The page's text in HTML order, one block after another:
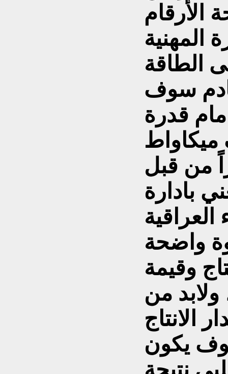
الأرقام
المهنية
الطاقة
سوف
امام قدرة
١٧ الف ميكاواط
من قبل
بادارة
العراقية
واضحة
وقيمة
ولابد من
الانتاج
يكون